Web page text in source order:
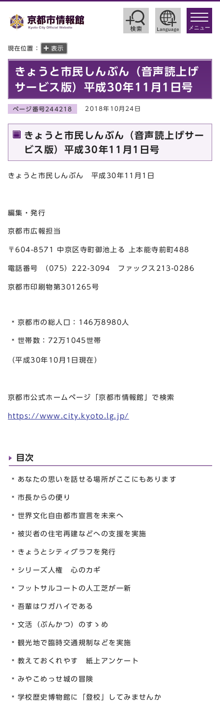
toggle
メニュー
現在位置： 表示
きょうと市民しんぶん（音声読上げ
サービス版）平成30年11月1日号
ページ番号244218 2018年10月24日
きょうと市民しんぶん（音声読上げサー
ビス版）平成30年11月1日号
きょうと市民しんぶん 平成30年11月1日
編集・発行
京都市広報担当
〒604-8571 中京区寺町御池上る 上本能寺前町488
電話番号 （075）222-3094 ファックス213-0286
京都市印刷物第301265号
京都市の総人口：146万8980人
世帯数：72万1045世帯
（平成30年10月1日現在）
京都市公式ホームページ「京都市情報館」で検索
https://www.city.kyoto.lg.jp/
目次
あなたの思いを話せる場所がここにもあります
市長からの便り
世界文化自由都市宣言を未来へ
被災者の住宅再建などへの支援を実施
きょうとシティグラフを発行
シリーズ人権 心のカギ
フットサルコートの人工芝が一新
吾輩はワガハイである
文活（ぶんかつ）のすゝめ
観光地で臨時交通規制などを実施
教えておくれやす 紙上アンケート
みやこめっせ城の冒険
学校歴史博物館に「登校」してみませんか